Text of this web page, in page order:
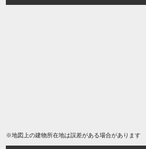
※地図上の建物所在地は誤差がある場合があります